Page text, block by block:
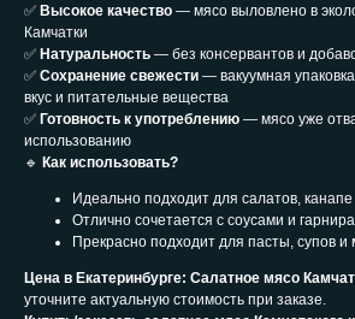
✅ Высокое качество — мясо выловлено в
Камчатки
✅ Натуральность — без консервантов и
✅ Сохранение свежести — вакуумная
вкус и питательные вещества
✅ Готовность к употреблению — мясо уже
использованию
🔹 Как использовать?
Идеально подходит для салатов, канапе
Отлично сочетается с соусами и
Прекрасно подходит для пасты, супов и
Цена в Екатеринбурге: Салатное мясо
уточните актуальную стоимость при заказе.